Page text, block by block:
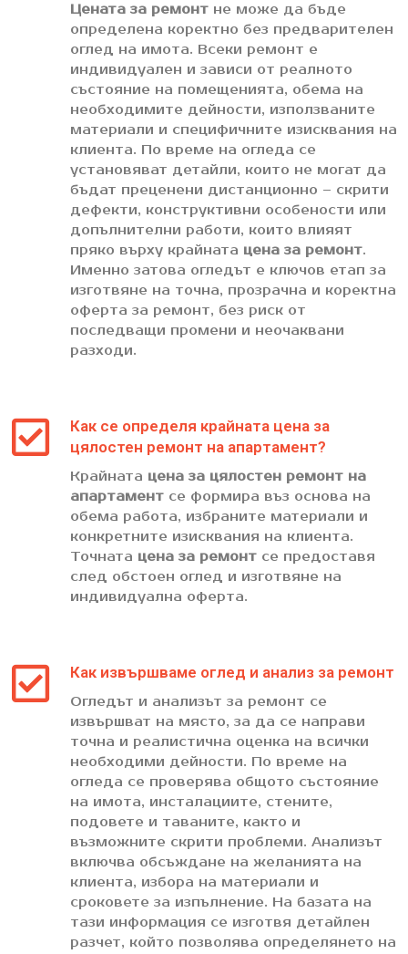
Цената за ремонт не може да бъде
определена коректно без предварителен
оглед на имота. Всеки ремонт е
индивидуален и зависи от реалното
състояние на помещенията, обема на
необходимите дейности, използваните
материали и специфичните изисквания на
клиента. По време на огледа се
установяват детайли, които не могат да
бъдат преценени дистанционно – скрити
дефекти, конструктивни особености или
допълнителни работи, които влияят
пряко върху крайната цена за ремонт.
Именно затова огледът е ключов етап за
изготвяне на точна, прозрачна и коректна
оферта за ремонт, без риск от
последващи промени и неочаквани
разходи.
Как се определя крайната цена за
цялостен ремонт на апартамент?
Крайната цена за цялостен ремонт на
апартамент се формира въз основа на
обема работа, избраните материали и
конкретните изисквания на клиента.
Точната цена за ремонт се предоставя
след обстоен оглед и изготвяне на
индивидуална оферта.
Как извършваме оглед и анализ за ремонт
Огледът и анализът за ремонт се
извършват на място, за да се направи
точна и реалистична оценка на всички
необходими дейности. По време на
огледа се проверява общото състояние
на имота, инсталациите, стените,
подовете и таваните, както и
възможните скрити проблеми. Анализът
включва обсъждане на желанията на
клиента, избора на материали и
сроковете за изпълнение. На базата на
тази информация се изготвя детайлен
разчет, който позволява определянето на